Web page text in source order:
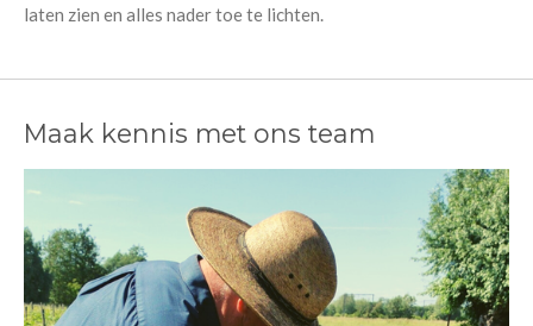
laten zien en alles nader toe te lichten.
Maak kennis met ons team